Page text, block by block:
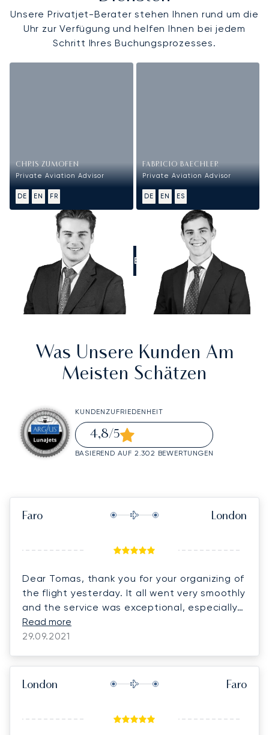
Unsere Privatjet-Berater stehen Ihnen rund um die
Uhr zur Verfügung und helfen Ihnen bei jedem
Schritt Ihres Buchungsprozesses.
CHRIS ZUMOFEN
Private Aviation Advisor
DE EN FR
FABRICIO BAECHLER
Private Aviation Advisor
DE EN ES
RUFEN SIE UNS AN
Was Unsere Kunden Am
Meisten Schätzen
KUNDENZUFRIEDENHEIT
4,8/5
BASIEREND AUF 2.302 BEWERTUNGEN
Faro London
Dear Tomas, thank you for your organizing of
the flight yesterday. It all went very smoothly
and the service was exceptional, especially
in Faro airport.
Read more
29.09.2021
London Faro